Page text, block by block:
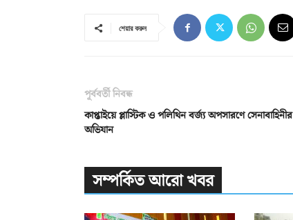
শেয়ার করুন
পূর্ববর্তী নিবন্ধ
কাপ্তাইয়ে প্লাস্টিক ও পলিথিন বর্জ্য অপসারণে সেনাবাহিনীর
অভিযান
সম্পর্কিত আরো খবর